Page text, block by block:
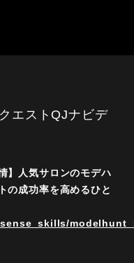
エストQJナビデ
】人気サロンのモデハ
の成功率を高めるひと